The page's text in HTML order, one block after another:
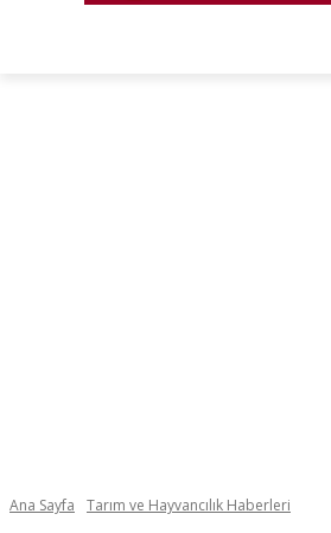
Ana Sayfa Tarım ve Hayvancılık Haberleri